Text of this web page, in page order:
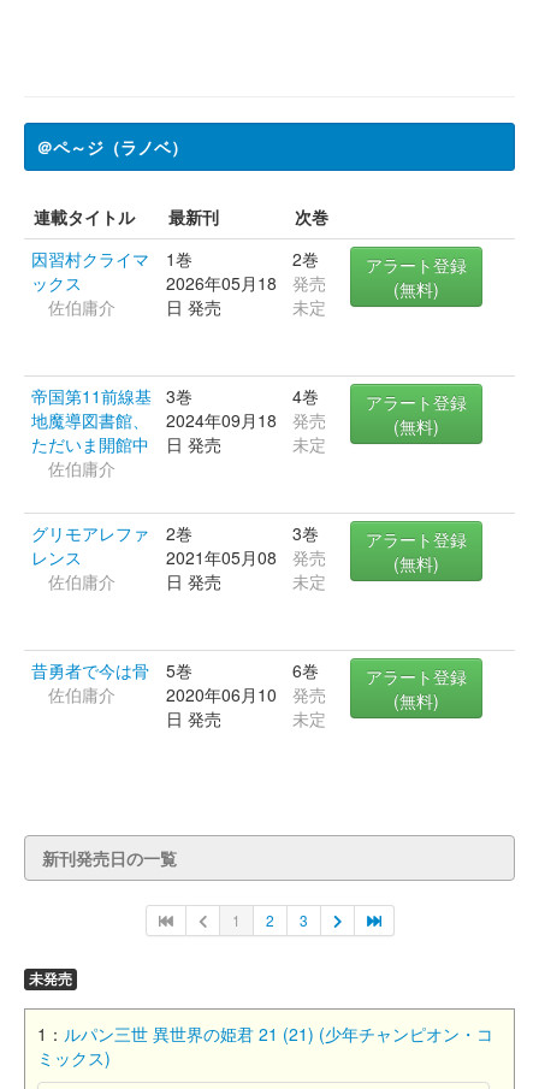
＠ペ～ジ（ラノベ）
連載タイトル 最新刊
次巻
因習村クライマ
ックス
佐伯庸介
1巻
2026年05月18
日 発売
2巻
発売
未定
アラート登録
(無料)
帝国第11前線基
地魔導図書館、
ただいま開館中
佐伯庸介
3巻
2024年09月18
日 発売
4巻
発売
未定
アラート登録
(無料)
グリモアレファ
レンス
佐伯庸介
2巻
2021年05月08
日 発売
3巻
発売
未定
アラート登録
(無料)
昔勇者で今は骨
佐伯庸介
5巻
2020年06月10
日 発売
6巻
発売
未定
アラート登録
(無料)
新刊発売日の一覧
1 2 3
未発売
1： ルパン三世 異世界の姫君 21 (21) (少年チャンピオン・コ
ミックス)